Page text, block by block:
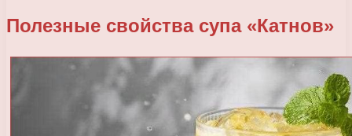
Полезные свойства супа «Катнов»